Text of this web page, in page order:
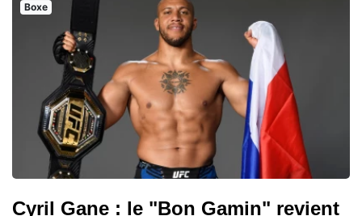
Boxe
Cyril Gane : le "Bon Gamin" revient